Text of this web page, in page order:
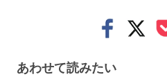
あわせて読みたい